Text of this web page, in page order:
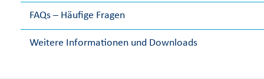
FAQs – Häufige Fragen
Weitere Informationen und Downloads